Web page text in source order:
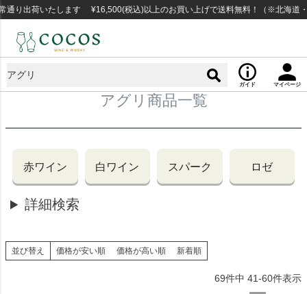
出荷いたします ¥16,500(税込)以上のお買い上げで送料無料！（※北海道・沖
ガイド マイページ
アグリ商品一覧
赤ワイン 白ワイン スパーク ロゼ
詳細検索
並び替え 価格が安い順 価格が高い順 新着順
69件中 41-60件表示